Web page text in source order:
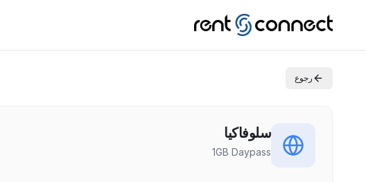
رجوع
سلوفاكيا
1GB Daypass